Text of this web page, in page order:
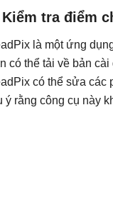
Kiểm tra điểm
là một ứng
có thể tải về bản
có thể sửa các
ý rằng công cụ này